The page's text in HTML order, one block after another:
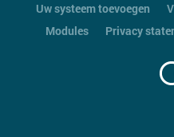
Uw systeem toevoegen
Modules
Privacy